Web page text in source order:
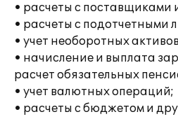
• расчеты с поставщиками
• расчеты с подотчетными
• учет необоротных
• начисление и выплата
расчет обязательных
• учет валютных операций;
• расчеты с бюджетом и